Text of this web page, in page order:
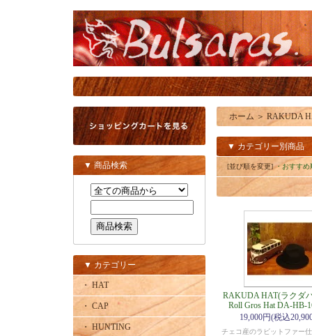
▼ 商品検索
▼ カテゴリー
・ HAT
・ CAP
・ HUNTING
ホーム ＞ RAKUDA
▼ カテゴリー別商品
[並び順を変更]・おすすめ
RAKUDA HAT(ラク
Roll Gros Hat DA-HB-
19,000円(税込
チェコ産のラビットファー